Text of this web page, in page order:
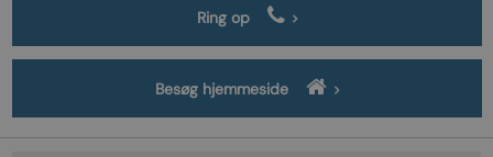
Ring op
Besøg hjemmeside